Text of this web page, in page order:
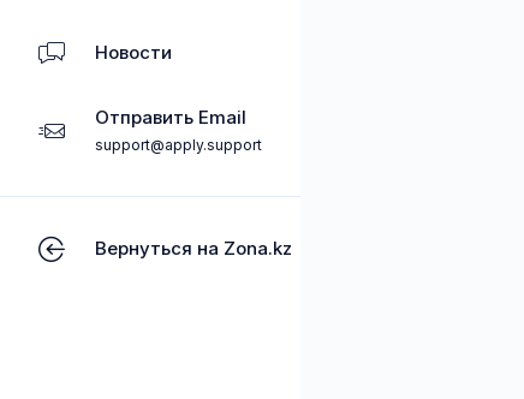
Новости
Отправить Email
support@apply.support
Вернуться на Zona.kz